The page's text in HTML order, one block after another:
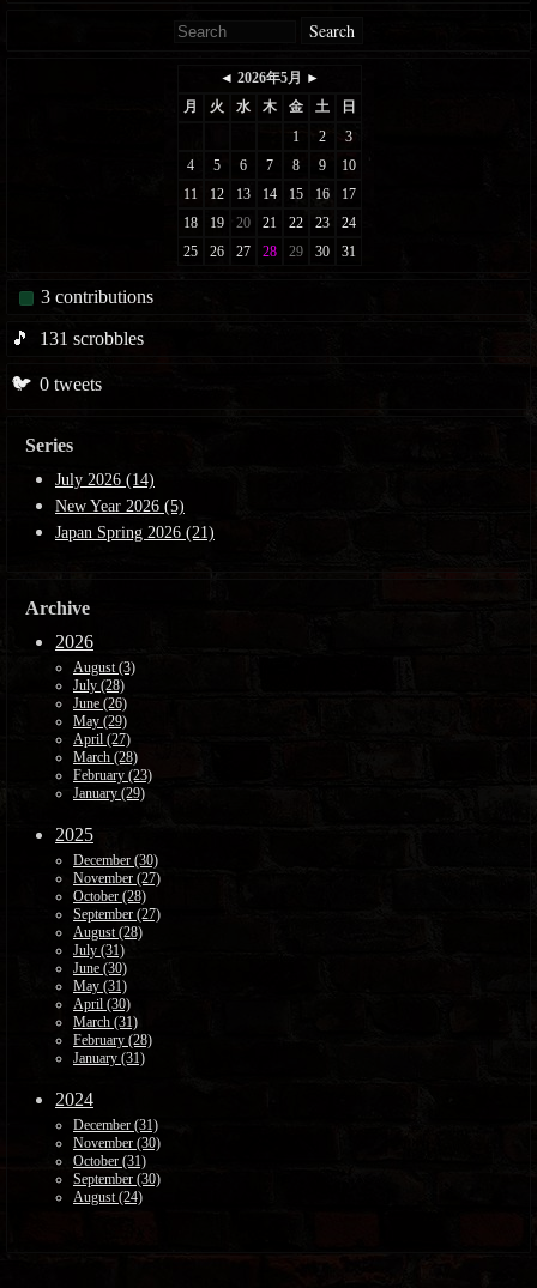
Search
3 contributions
🎵 131 scrobbles
🐦 0 tweets
Series
July 2026 (14)
New Year 2026 (5)
Japan Spring 2026 (21)
Archive
2026
August (3)
July (28)
June (26)
May (29)
April (27)
March (28)
February (23)
January (29)
2025
December (30)
November (27)
October (28)
September (27)
August (28)
July (31)
June (30)
May (31)
April (30)
March (31)
February (28)
January (31)
2024
December (31)
November (30)
October (31)
September (30)
August (24)